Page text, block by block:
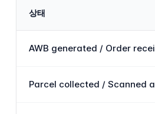
상태
AWB generated / Order
Parcel collected / Scanned